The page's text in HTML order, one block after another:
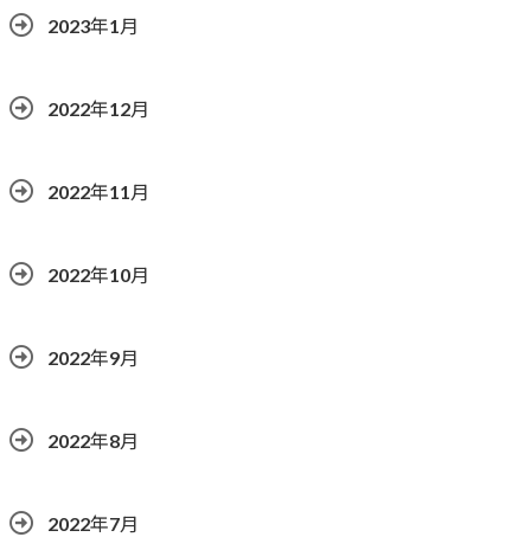
2023年1月
2022年12月
2022年11月
2022年10月
2022年9月
2022年8月
2022年7月